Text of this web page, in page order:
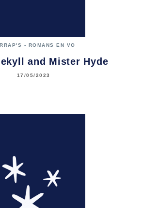
- ROMANS EN VO
and Mister Hyde
17/05/2023